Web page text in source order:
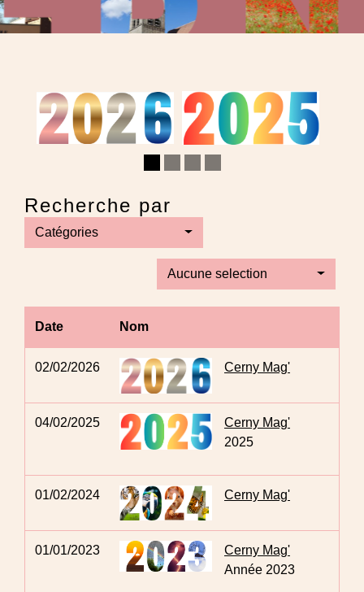
Recherche par
Catégories
Aucune selection
Date Nom
02/02/2026 Cerny Mag'
04/02/2025
Cerny Mag'
2025
01/02/2024 Cerny Mag'
01/01/2023
Cerny Mag'
Année 2023